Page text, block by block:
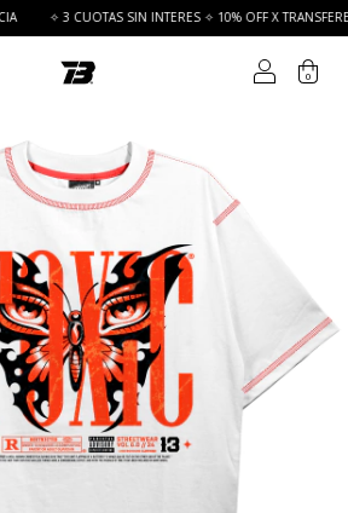
✧ 3 CUOTAS SIN INTERES ✧ 10% OFF X
0